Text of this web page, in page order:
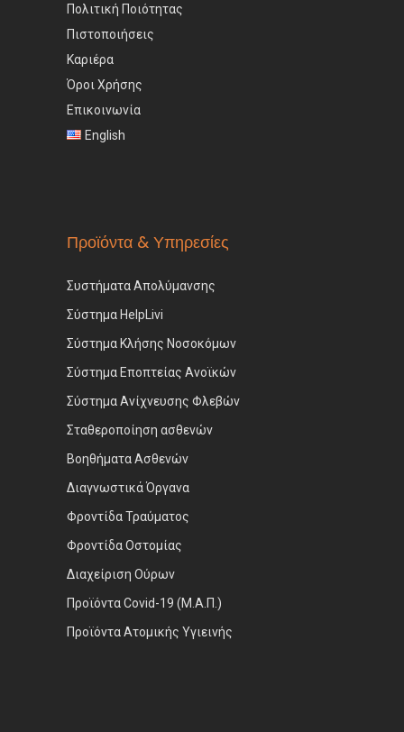
Πολιτική Ποιότητας
Πιστοποιήσεις
Καριέρα
Όροι Χρήσης
Επικοινωνία
English
Προϊόντα & Υπηρεσίες
Συστήματα Απολύμανσης
Σύστημα HelpLivi
Σύστημα Κλήσης Νοσοκόμων
Σύστημα Εποπτείας Ανοϊκών
Σύστημα Ανίχνευσης Φλεβών
Σταθεροποίηση ασθενών
Βοηθήματα Ασθενών
Διαγνωστικά Όργανα
Φροντίδα Τραύματος
Φροντίδα Οστομίας
Διαχείριση Ούρων
Προϊόντα Covid-19 (Μ.Α.Π.)
Προϊόντα Ατομικής Υγιεινής